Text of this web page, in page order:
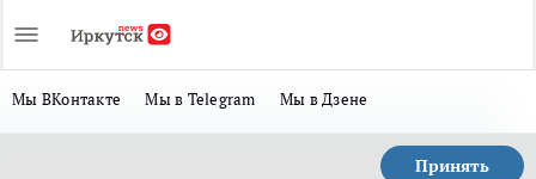
Мы ВКонтакте Мы в Telegram Мы в Дзене
Принять